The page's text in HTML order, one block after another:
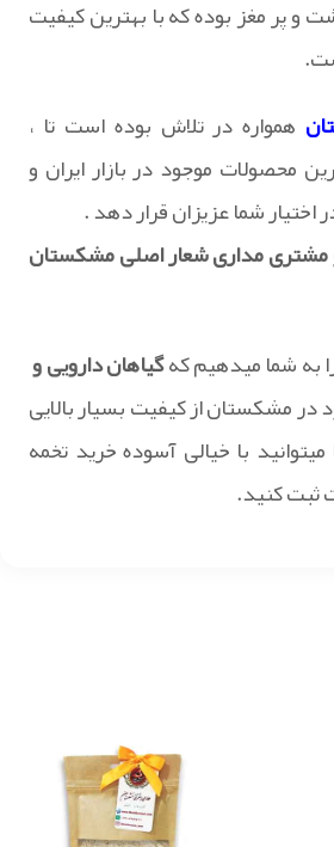
و پر مغز بوده که با بهترین کیفیت
همواره در تلاش بوده است تا ،
محصولات موجود در بازار ایران و
اختیار شما عزیزان قرار دهد .
مشتری مداری شعار اصلی مشکستان
به شما میدهیم کهگیاهان دارویی و
در مشکستان از کیفیت بسیار بالایی
با خیالی آسوده خرید تخمه
ثبت کنید.